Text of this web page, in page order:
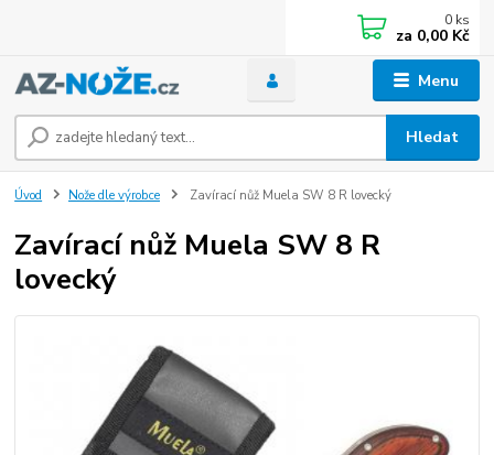
Menu
Hledat
0 ks
za 0,00 Kč
Úvod Nože dle výrobce Zavírací nůž Muela SW 8 R lovecký
Zavírací nůž Muela SW 8 R
lovecký